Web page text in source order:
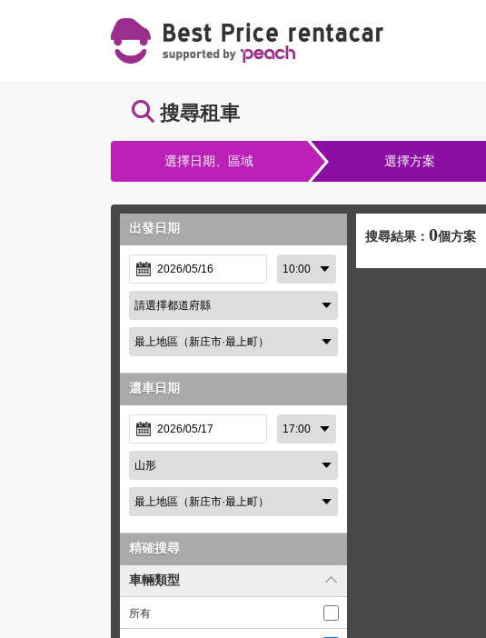
搜尋租車
選擇日期、區域 選擇方案
出發日期
還車日期
精確搜尋
車輛類型
所有
搜尋結果： 0個方案